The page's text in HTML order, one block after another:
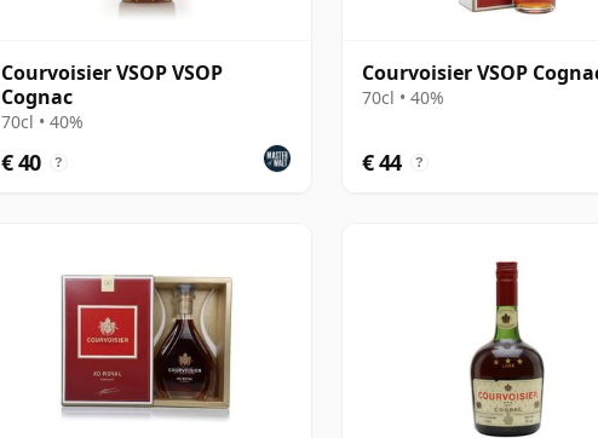
Courvoisier VSOP VSOP
Cognac
70cl • 40%
€ 40 ?
Courvoisier VSOP
70cl • 40%
€ 44 ?